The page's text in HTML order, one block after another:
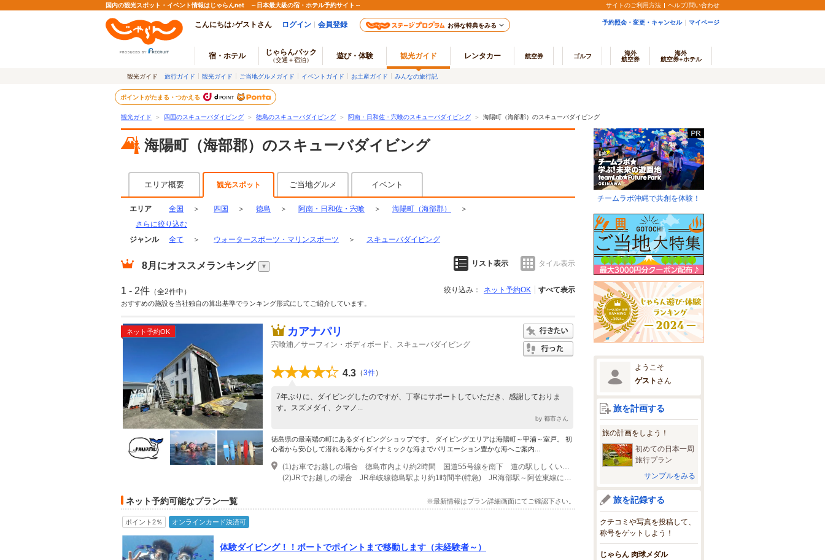
国内の観光スポット・イベント情報はじゃらんnet ～日本最大級の宿・ホテル予約サイト～ サイトのご利用方法 ヘルプ/問い合わせ
こんにちは♪ゲストさん ログイン 会員登録 お得な特典をみる 予約照会・変更・キャンセル マイページ
宿・ホテル じゃらんパック
（交通＋宿泊） 遊び・体験 観光ガイド レンタカー 航空券 ゴルフ
海外
航空券
海外
航空券+ホテル
観光ガイド 旅行ガイド 観光ガイド ご当地グルメガイド イベントガイド お土産ガイド みんなの旅行記
ポイントがたまる・つかえる
観光ガイド ＞ 四国のスキューバダイビング ＞ 徳島のスキューバダイビング ＞ 阿南・日和佐・宍喰のスキューバダイビング ＞ 海陽町（海部郡）のスキューバダイビング
海陽町（海部郡）のスキューバダイビング
エリア概要 観光スポット ご当地グルメ イベント
エリア 全国 ＞ 四国 ＞ 徳島 ＞ 阿南・日和佐・宍喰 ＞ 海陽町（海部郡）
＞
さらに絞り込む
ジャンル
全て ＞ ウォータースポーツ・マリンスポーツ ＞ スキューバダイビング
8月 にオススメランキング リスト表示 タイル表示
1 - 2件 （全2件中） 絞り込み： ネット予約OK すべて表示
おすすめの施設を当社独自の算出基準でランキング形式にしてご紹介しています。
ネット予約OK カアナパリ
宍喰浦／サーフィン・ボディボード、スキューバダイビング
4.3 （3件）
7年ぶりに、ダイビングしたのですが、丁寧にサポートしていただき、感謝しておりま
す。スズメダイ、クマノ...
by 都市さん
徳島県の最南端の町にあるダイビングショップです。 ダイビングエリアは海陽町～甲浦～室戸。 初
心者から安心して潜れる海からダイナミックな海までバリエーション豊かな海へご案内...
(1)お車でお越しの場合 徳島市内より約2時間 国道55号線を南下 道の駅ししくい温泉より２００ｍ南（進行方向）
(2)JRでお越しの場合 JR牟岐線徳島駅より約1時間半(特急) JR海部駅～阿佐東線に乗り継ぎ約10分宍喰駅下車 海の方へ徒歩10分 （予約時にその旨連絡いただければ駅まで迎えにうかがいます。）
ネット予約可能なプラン一覧 ※最新情報はプラン詳細画面にてご確認下さい。
ポイント2％ オンラインカード決済可
体験ダイビング！！ボートでポイントまで移動します（未経験者～）
チームラボ沖縄で共創を体験！
ようこそ
ゲスト さん
旅を計画する
旅の計画をしよう！
初めての日本一周
旅行プラン
サンプルをみる
旅を記録する
クチコミや写真を投稿して、
称号をゲットしよう！
じゃらん 肉球メダル